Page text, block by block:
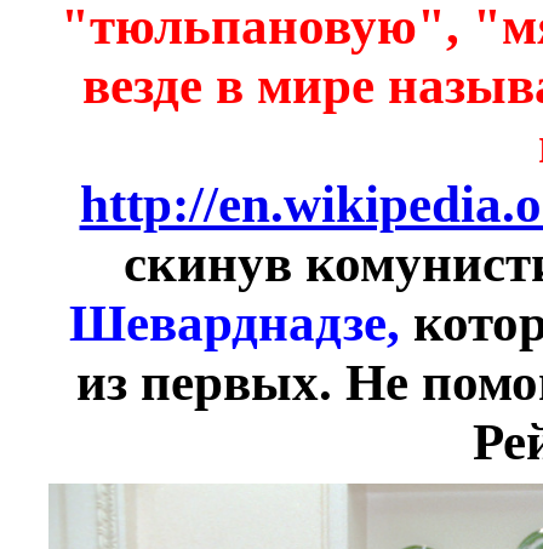
"тюльпановую",
везде в мире
http://
скинув
Шеварднадзе,
из первых. Не